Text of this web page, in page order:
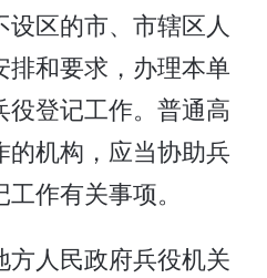
区的市、市辖区人
和要求，办理本单
登记工作。普通高
机构，应当协助兵
作有关事项。
方人民政府兵役机关